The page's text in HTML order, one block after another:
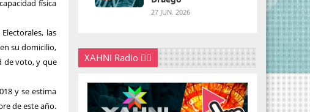
física
las
su domicilio,
de voto, y que
y se estima
de este año.
27 JUN. 2026
XAHNI Radio 👇🏽